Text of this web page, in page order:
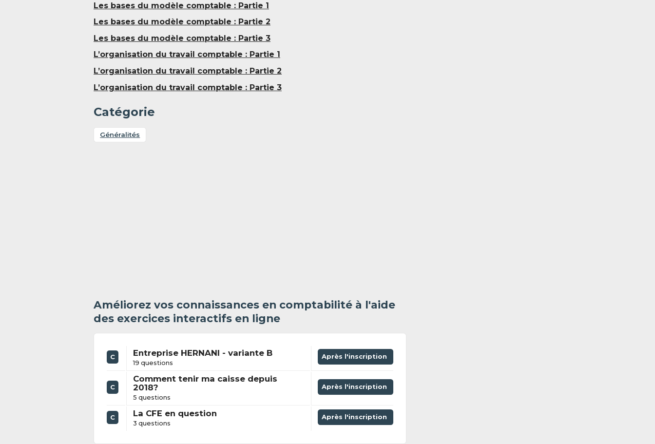
Les bases du modèle comptable : Partie 1
Les bases du modèle comptable : Partie 2
Les bases du modèle comptable : Partie 3
L’organisation du travail comptable : Partie 1
L’organisation du travail comptable : Partie 2
L’organisation du travail comptable : Partie 3
Catégorie
Généralités
Améliorez vos connaissances en comptabilité à l'aide
des exercices interactifs en ligne
C Entreprise HERNANI - variante B
19 questions
Après l'inscription
C
Comment tenir ma caisse depuis
2018?
5 questions
Après l'inscription
C La CFE en question
3 questions
Après l'inscription